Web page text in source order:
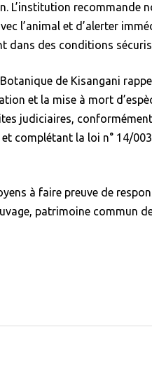
L’institution recommande
l’animal et d’alerter
dans des conditions
de Kisangani
et la mise à mort
judiciaires,
complétant la loi n° 14/
à faire preuve de
patrimoine commun